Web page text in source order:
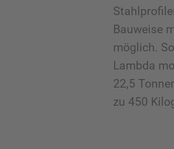
Bauweise
möglich.
Lambda
22,5
zu 450